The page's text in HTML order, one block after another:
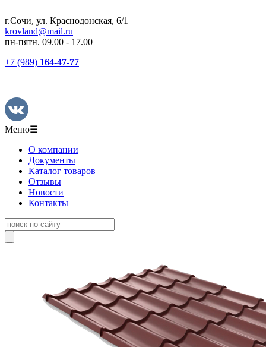
г.Сочи, ул. Краснодонская, 6/1
krovland@mail.ru
пн-пятн. 09.00 - 17.00
+7 (989) 164-47-77
Меню☰
О компании
Документы
Каталог товаров
Отзывы
Новости
Контакты